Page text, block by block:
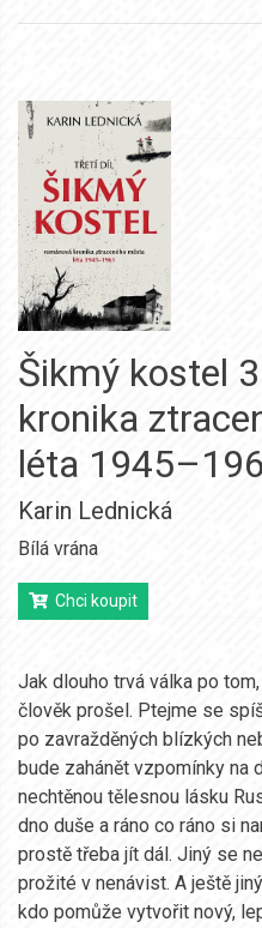
Šikmý kostel
kronika
léta
Karin Lednická
Bílá vrána
Chci koupit
Jak dlouho trvá válka po
člověk prošel. Ptejme se
po zavražděných blízkých
bude zahánět vzpomínky na
nechtěnou tělesnou lásku
dno duše a ráno co ráno si
prostě třeba jít dál. Jiný se
prožité v nenávist. A ještě
kdo pomůže vytvořit nový,